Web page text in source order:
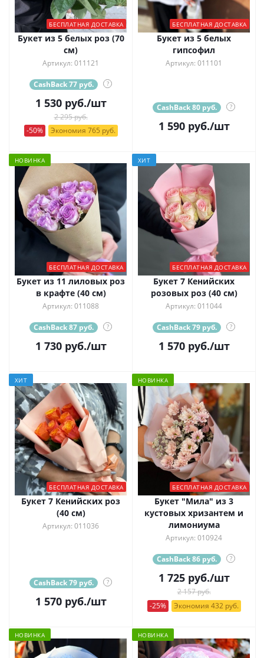
БЕСПЛАТНАЯ ДОСТАВКА
Букет из 5 белых роз (70
см)
Артикул: 011121
CashBack 77 руб. ?
1 530руб./шт
2 295 руб.
-50%
Экономия 765 руб.
БЕСПЛАТНАЯ ДОСТАВКА
Букет из 5 белых
гипсофил
Артикул: 011101
CashBack 80 руб. ?
1 590руб./шт
НОВИНКА
БЕСПЛАТНАЯ ДОСТАВКА
Букет из 11 лиловых роз
в крафте (40 см)
Артикул: 011088
CashBack 87 руб. ?
1 730руб./шт
ХИТ
БЕСПЛАТНАЯ ДОСТАВКА
Букет 7 Кенийских
розовых роз (40 см)
Артикул: 011044
CashBack 79 руб. ?
1 570руб./шт
ХИТ
БЕСПЛАТНАЯ ДОСТАВКА
Букет 7 Кенийских роз
(40 см)
Артикул: 011036
CashBack 79 руб. ?
1 570руб./шт
НОВИНКА
БЕСПЛАТНАЯ ДОСТАВКА
Букет "Мила" из 3
кустовых хризантем и
лимониума
Артикул: 010924
CashBack 86 руб. ?
1 725руб./шт
2 157 руб.
-25%
Экономия 432 руб.
НОВИНКА НОВИНКА